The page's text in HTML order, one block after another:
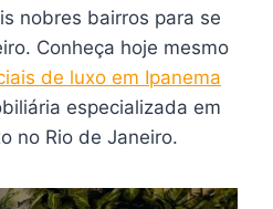
nobres bairros para se
Conheça hoje mesmo
de luxo em Ipanema
especializada em
no Rio de Janeiro.